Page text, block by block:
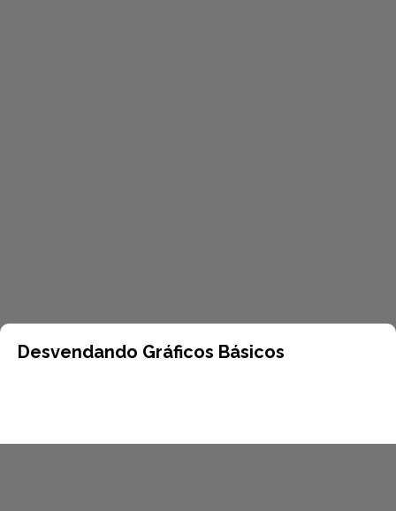
Desvendando Gráficos Básicos